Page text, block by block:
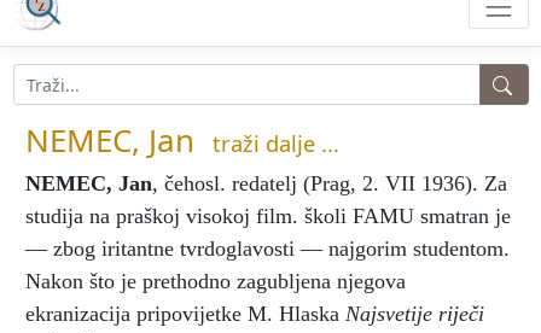
NEMEC, Jan traži dalje ...
NEMEC, Jan, čehosl. redatelj (Prag, 2. VII 1936). Za
studija na praškoj visokoj film. školi FAMU smatran je
— zbog iritantne tvrdoglavosti — najgorim studentom.
Nakon što je prethodno zagubljena njegova
ekranizacija pripovijetke M. Hlaska Najsvetije riječi